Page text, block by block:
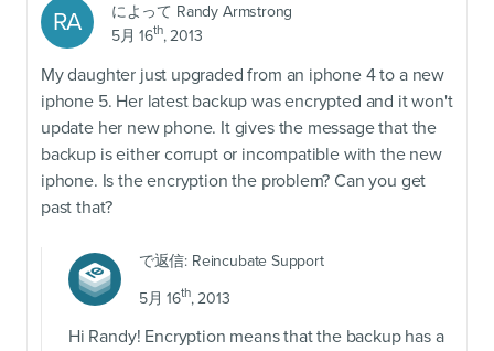
RA によって Randy Armstrong
5月 16th, 2013
My daughter just upgraded from an iphone 4 to a new
iphone 5. Her latest backup was encrypted and it won't
update her new phone. It gives the message that the
backup is either corrupt or incompatible with the new
iphone. Is the encryption the problem? Can you get
past that?
で返信: Reincubate Support
5月 16th, 2013
Hi Randy! Encryption means that the backup has a